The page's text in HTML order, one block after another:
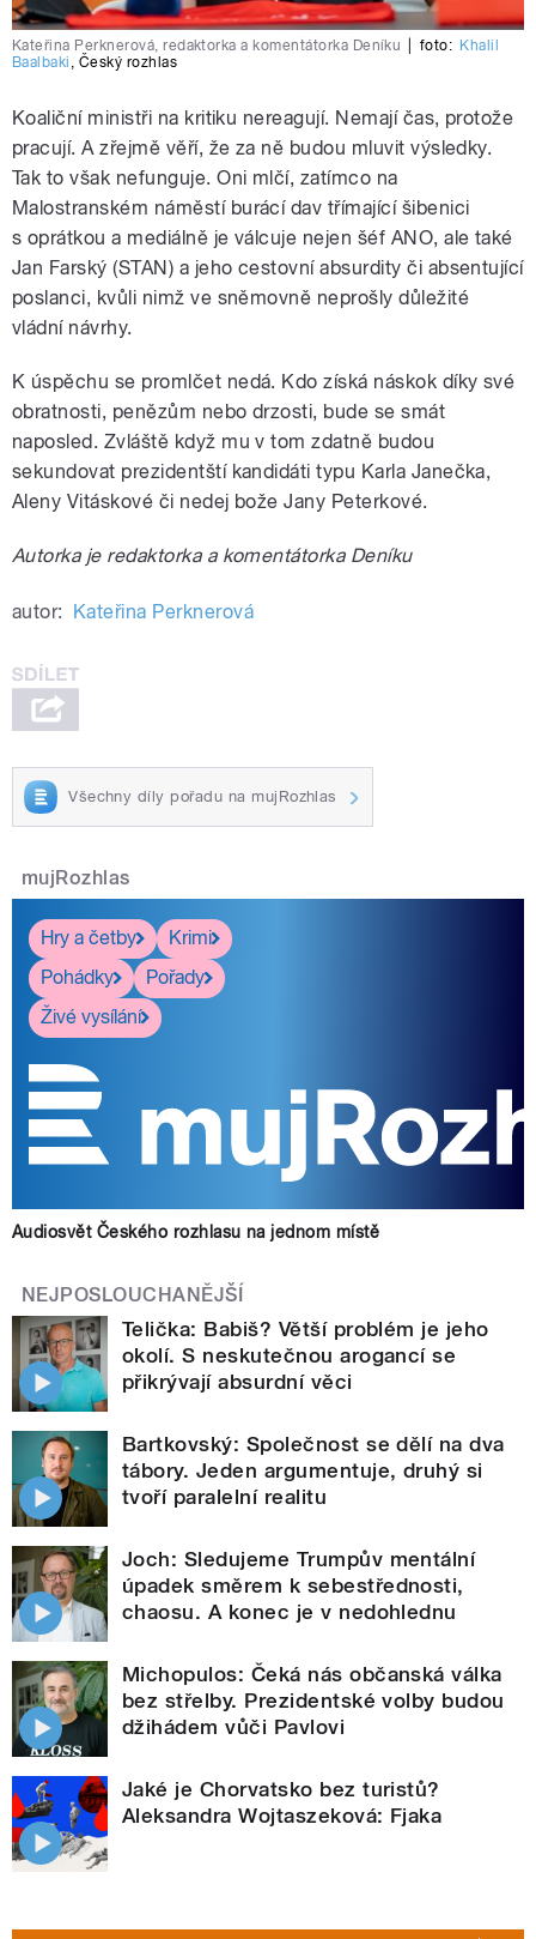
Kateřina Perknerová, redaktorka a komentátorka Deníku foto: Khalil
Baalbaki , Český rozhlas
Koaliční ministři na kritiku nereagují. Nemají čas, protože
pracují. A zřejmě věří, že za ně budou mluvit výsledky.
Tak to však nefunguje. Oni mlčí, zatímco na
Malostranském náměstí burácí dav třímající šibenici
s oprátkou a mediálně je válcuje nejen šéf ANO, ale také
Jan Farský (STAN) a jeho cestovní absurdity či absentující
poslanci, kvůli nimž ve sněmovně neprošly důležité
vládní návrhy.
K úspěchu se promlčet nedá. Kdo získá náskok díky své
obratnosti, penězům nebo drzosti, bude se smát
naposled. Zvláště když mu v tom zdatně budou
sekundovat prezidentští kandidáti typu Karla Janečka,
Aleny Vitáskové či nedej bože Jany Peterkové.
Autorka je redaktorka a komentátorka Deníku
autor: Kateřina Perknerová
Všechny díly pořadu na mujRozhlas
mujRozhlas
Hry a četby
Krimi
Pohádky
Pořady
Živé vysílání
Audiosvět Českého rozhlasu na jednom místě
NEJPOSLOUCHANĚJŠÍ
Telička: Babiš? Větší problém je jeho
okolí. S neskutečnou arogancí se
přikrývají absurdní věci
Bartkovský: Společnost se dělí na dva
tábory. Jeden argumentuje, druhý si
tvoří paralelní realitu
Joch: Sledujeme Trumpův mentální
úpadek směrem k sebestřednosti,
chaosu. A konec je v nedohlednu
Michopulos: Čeká nás občanská válka
bez střelby. Prezidentské volby budou
džihádem vůči Pavlovi
Jaké je Chorvatsko bez turistů?
Aleksandra Wojtaszeková: Fjaka